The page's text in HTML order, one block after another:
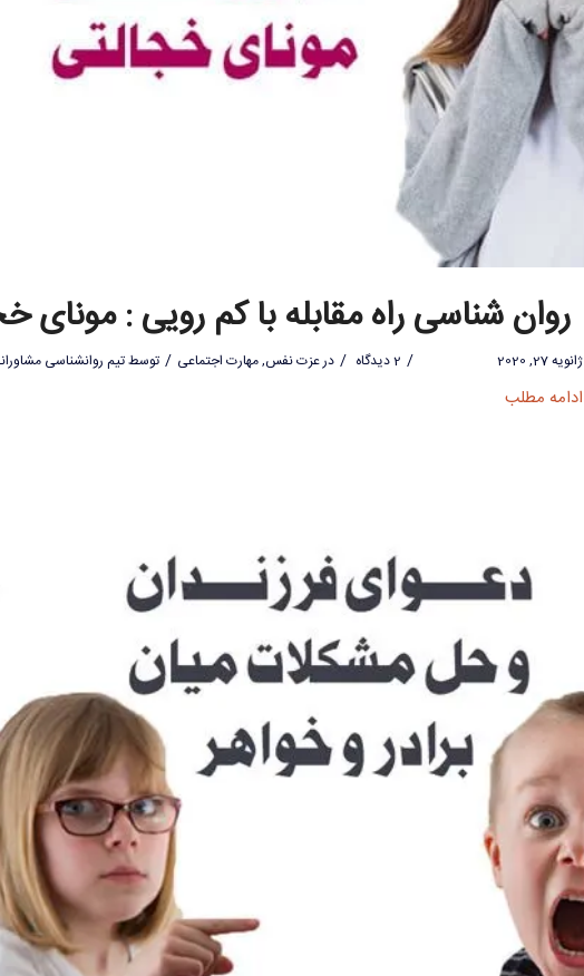
روان شناسی راه مقابله با کم رویی : مونای
ژانویه 27, 2020 / 2 دیدگاه / درعزت نفس,مهارت اجتماعی / توسطتیم روانشناسی
ادامه مطلب